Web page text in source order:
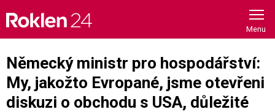
content
Německý ministr pro hospodářství:
My, jakožto Evropané, jsme otevřeni
diskuzi o obchodu s USA, důležité